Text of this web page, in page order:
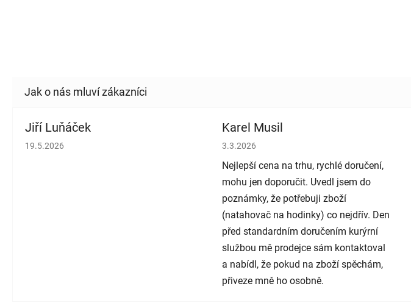
Jiří Luňáček
Hodnocení obchodu je 5 z 5 hvězdiček.
19.5.2026
Karel Musil
Hodnocení obchodu je 5 z 5 hvězdiček.
3.3.2026
Nejlepší cena na trhu, rychlé doručení,
mohu jen doporučit. Uvedl jsem do
poznámky, že potřebuji zboží
(natahovač na hodinky) co nejdřív. Den
před standardním doručením kurýrní
službou mě prodejce sám kontaktoval
a nabídl, že pokud na zboží spěchám,
přiveze mně ho osobně.